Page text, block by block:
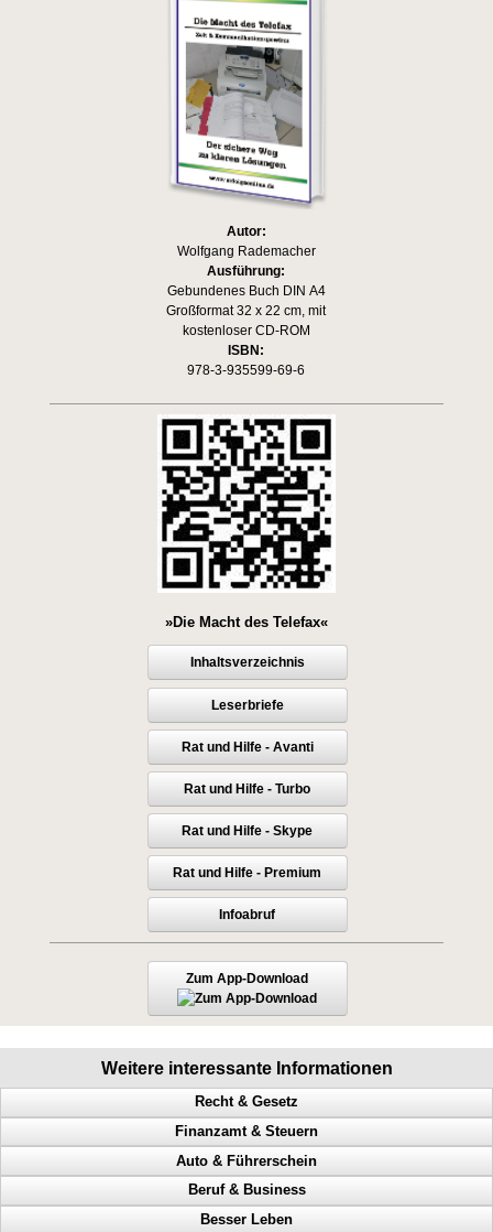
Autor:
Wolfgang Rademacher
Ausführung:
Gebundenes Buch DIN A4
Großformat 32 x 22 cm, mit
kostenloser CD-ROM
ISBN:
978-3-935599-69-6
»Die Macht des Telefax«
Inhaltsverzeichnis
Leserbriefe
Rat und Hilfe - Avanti
Rat und Hilfe - Turbo
Rat und Hilfe - Skype
Rat und Hilfe - Premium
Infoabruf
Zum App-Download
Weitere interessante Informationen
Recht & Gesetz
Prozess, Gericht, Fehlentscheidungen, Richter
Dienstaufsichtsbeschwerde, Beamte, Sachbearbeiter, Antrag
Irrtum vom Amt, wie stelle ich einen Antrag, Ämter, Behörden
Antrag stellen, Anträge stellen, Beamte, Zahlungsaufschub
Finanzamt & Steuern
Vollstreckung, Finanzamt, Behördenwillkür, Steuern
Steuern, Steuer, Finanzgericht, Klage, Steuerbescheid
Steuerfahndung, Finanzamt, Steuerzahler, Beamte
Auto & Führerschein
Geschwindigkeitsübertretungen, Punkte, Radarfalle, Polizeikontrolle
Polizeikontrolle, Radarfalle, Geschwindigkeitsübertretungen, Punkte
Beruf & Business
Bekanntheitsgrad, Online PR, Neukundengewinnung, Doppel Content
Besser Leben